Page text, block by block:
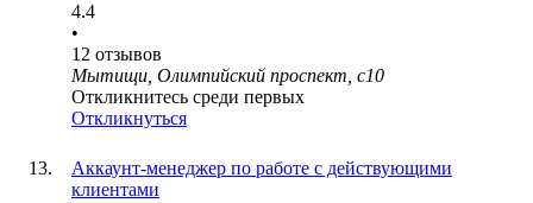
4.4
•
12 отзывов
Мытищи, Олимпийский проспект, с10
Откликнитесь среди первых
Откликнуться
Аккаунт-менеджер по работе с действующими
клиентами